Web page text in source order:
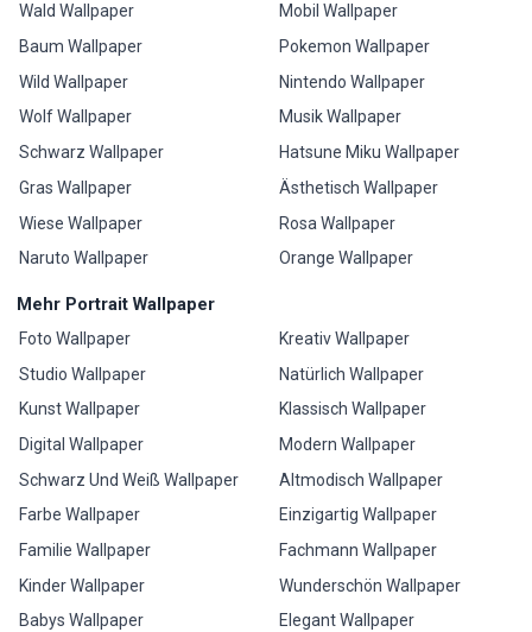
Wald Wallpaper
Baum Wallpaper
Wild Wallpaper
Wolf Wallpaper
Schwarz Wallpaper
Gras Wallpaper
Wiese Wallpaper
Naruto Wallpaper
Mobil Wallpaper
Pokemon Wallpaper
Nintendo Wallpaper
Musik Wallpaper
Hatsune Miku Wallpaper
Ästhetisch Wallpaper
Rosa Wallpaper
Orange Wallpaper
Mehr Portrait Wallpaper
Foto Wallpaper
Studio Wallpaper
Kunst Wallpaper
Digital Wallpaper
Schwarz Und Weiß Wallpaper
Farbe Wallpaper
Familie Wallpaper
Kinder Wallpaper
Babys Wallpaper
Kreativ Wallpaper
Natürlich Wallpaper
Klassisch Wallpaper
Modern Wallpaper
Altmodisch Wallpaper
Einzigartig Wallpaper
Fachmann Wallpaper
Wunderschön Wallpaper
Elegant Wallpaper